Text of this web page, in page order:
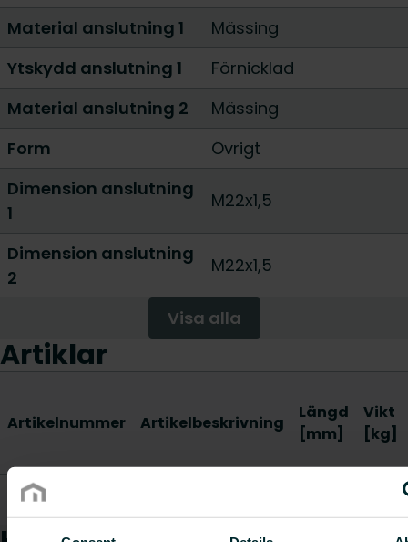
Material anslutning 1
Mässing
Ytskydd anslutning 1
Förnicklad
Material anslutning 2
Mässing
Form
Övrigt
Dimension anslutning
1
M22x1,5
Dimension anslutning
2
M22x1,5
Visa alla
Artiklar
Artikelnummer Artikelbeskrivning
Längd
[mm]
Vikt
[kg]
6733721